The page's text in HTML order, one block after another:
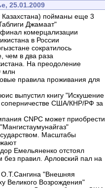
25.01.2009
пойманы еще 3
Джамаат"
комерцализации
в России
сократилось
чем в два раза
На преодоление
млн
правила проживания для
выпустил книгу "Искушение
соперничестве США/КНР/РФ за
CNPC может приобрести
Масштабы
Емельяненко отстоял
правил. Арловский пал на
"Внешняя
Великого Возрождения"